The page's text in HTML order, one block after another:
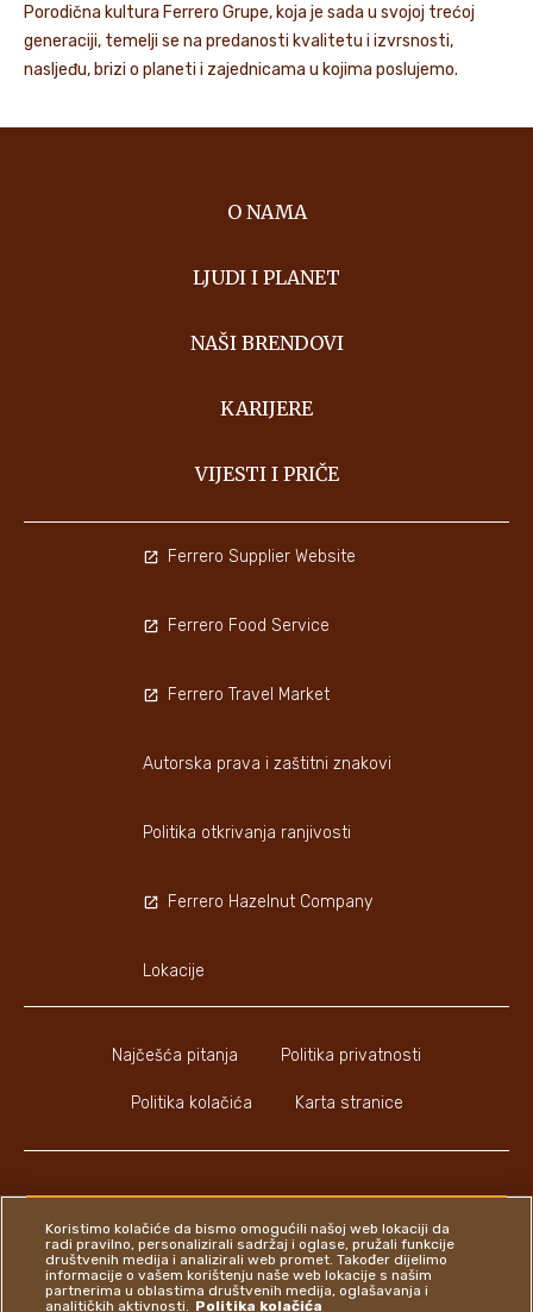
Porodična kultura Ferrero Grupe, koja je sada u svojoj trećoj
generaciji, temelji se na predanosti kvalitetu i izvrsnosti,
nasljeđu, brizi o planeti i zajednicama u kojima poslujemo.
O NAMA
LJUDI I PLANET
NAŠI BRENDOVI
KARIJERE
VIJESTI I PRIČE
Najčešća pitanja Politika privatnosti
Politika kolačića Karta stranice
Ferrero Supplier Website
Ferrero Food Service
Ferrero Travel Market
Autorska prava i zaštitni znakovi
Politika otkrivanja ranjivosti
Ferrero Hazelnut Company
Lokacije
Youtube Channel
Instagram
LinkedIn
Koristimo kolačiće da bismo omogućili našoj web lokaciji da
radi pravilno, personalizirali sadržaj i oglase, pružali funkcije
društvenih medija i analizirali web promet. Također dijelimo
informacije o vašem korištenju naše web lokacije s našim
partnerima u oblastima društvenih medija, oglašavanja i
analitičkih aktivnosti. Politika kolačića